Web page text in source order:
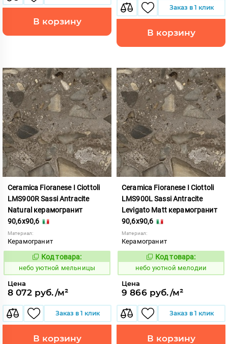
В корзину
Заказ в 1 клик
В корзину
Ceramica Fioranese I Ciottoli
LMS900R Sassi Antracite
Natural керамогранит
90,6x90,6
Материал:
Керамогранит
1123174
Код товара:
небо уютной мельницы
Цена
8 072 руб./м²
Заказ в 1 клик
В корзину
Ceramica Fioranese I Ciottoli
LMS900L Sassi Antracite
Levigato Matt керамогранит
90,6x90,6
Материал:
Керамогранит
1123173
Код товара:
небо уютной мелодии
Цена
9 866 руб./м²
Заказ в 1 клик
В корзину